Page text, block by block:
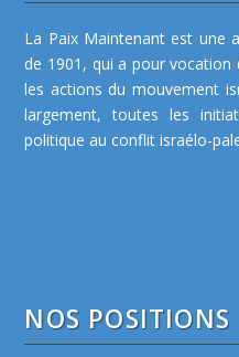
La Paix Maintenant est une
de 1901, qui a pour
les actions du mouvement
largement, toutes les
politique au conflit israélo-
NOS POSITIONS